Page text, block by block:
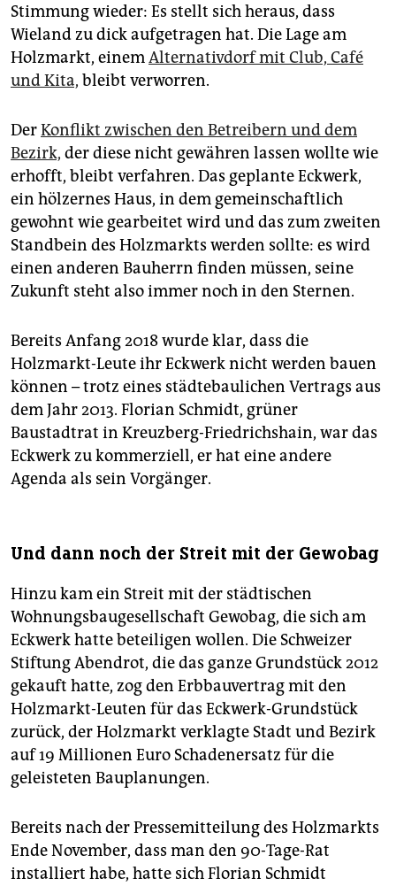
Stimmung wieder: Es stellt sich heraus, dass
Wieland zu dick aufgetragen hat. Die Lage am
Holzmarkt, einemAlternativdorf mit Club, Café
und Kita, bleibt verworren.
DerKonflikt zwischen den Betreibern und dem
Bezirk, der diese nicht gewähren lassen wollte wie
erhofft, bleibt verfahren. Das geplante Eckwerk,
ein hölzernes Haus, in dem gemeinschaftlich
gewohnt wie gearbeitet wird und das zum zweiten
Standbein des Holzmarkts werden sollte: es wird
einen anderen Bauherrn finden müssen, seine
Zukunft steht also immer noch in den Sternen.
Bereits Anfang 2018 wurde klar, dass die
Holzmarkt-Leute ihr Eckwerk nicht werden bauen
können – trotz eines städtebaulichen Vertrags aus
dem Jahr 2013. Florian Schmidt, grüner
Baustadtrat in Kreuzberg-Friedrichshain, war das
Eckwerk zu kommerziell, er hat eine andere
Agenda als sein Vorgänger.
Und dann noch der Streit mit der Gewobag
Hinzu kam ein Streit mit der städtischen
Wohnungsbaugesellschaft Gewobag, die sich am
Eckwerk hatte beteiligen wollen. Die Schweizer
Stiftung Abendrot, die das ganze Grundstück 2012
gekauft hatte, zog den Erbbauvertrag mit den
Holzmarkt-Leuten für das Eckwerk-Grundstück
zurück, der Holzmarkt verklagte Stadt und Bezirk
auf 19 Millionen Euro Schadenersatz für die
geleisteten Bauplanungen.
Bereits nach der Pressemitteilung des Holzmarkts
Ende November, dass man den 90-Tage-Rat
installiert habe, hatte sich Florian Schmidt